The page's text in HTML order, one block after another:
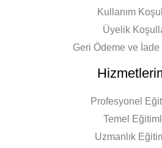
Kullanım
Üyelik
Geri Ödeme ve İade
Profesyonel
Temel
Uzmanlık